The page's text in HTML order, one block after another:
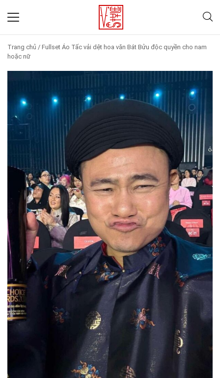
Trang chủ / Fullset Áo Tấc vải dệt hoa văn Bát Bửu độc quyền cho nam
hoặc nữ